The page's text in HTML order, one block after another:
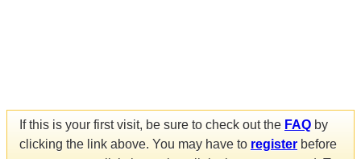
If this is your first visit, be sure to check out the FAQ by
clicking the link above. You may have to register before